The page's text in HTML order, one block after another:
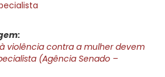
violência contra a mulher devem
(Agência Senado –